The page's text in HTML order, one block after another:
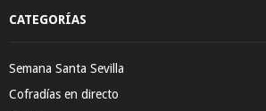
CATEGORÍAS
Semana Santa Sevilla
Cofradías en directo